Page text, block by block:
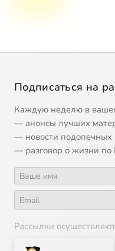
Подписаться на
Каждую неделю в
— анонсы лучших
— новости подопечных
— разговор о жизни по
Рассылки